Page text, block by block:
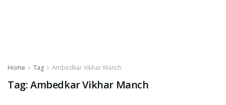
Home Tag Ambedkar Vikhar Manch
Tag:Ambedkar Vikhar Manch